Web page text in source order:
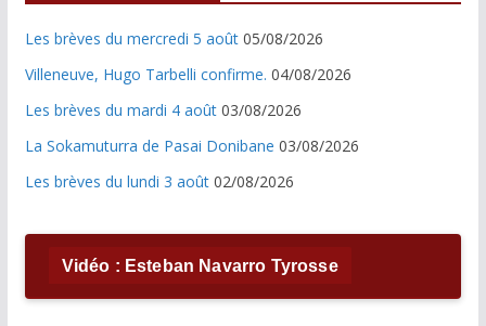
Les brèves du mercredi 5 août 05/08/2026
Villeneuve, Hugo Tarbelli confirme. 04/08/2026
Les brèves du mardi 4 août 03/08/2026
La Sokamuturra de Pasai Donibane 03/08/2026
Les brèves du lundi 3 août 02/08/2026
Vidéo : Esteban Navarro Tyrosse